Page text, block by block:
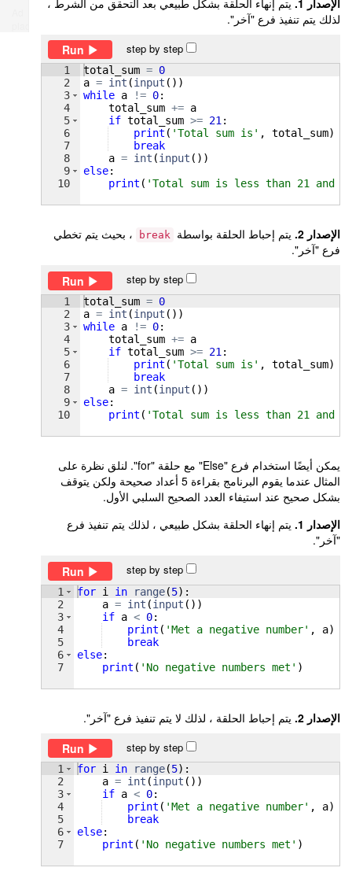
لذلك يتم تنفيذ فرع "آخر".
Run
step by step
1
2
3
4
5
6
7
8
9
10
total_sum = 0
a = int (input ( ))
while a != 0:
total_sum += a
if total_sum >= 21:
print ( 'Total sum is' , total_sum)
break
a = int (input ( ))
else:
print ( 'Total sum is less than 21 and
الإصدار 2. يتم إحباط الحلقة بواسطة break
، بحيث يتم تخطي
فرع "آخر".
Run
step by step
1
2
3
4
5
6
7
8
9
10
total_sum = 0
a = int (input ( ))
while a != 0:
total_sum += a
if total_sum >= 21 :
print ( 'Total sum is' , total_sum)
break
a = int (input ( ))
else:
print ( 'Total sum is less than 21 and
يمكن أيضًا استخدام فرع "Else" مع حلقة "for". لنلق نظرة على
المثال عندما يقوم البرنامج بقراءة 5 أعداد صحيحة ولكن يتوقف
بشكل صحيح عند استيفاء العدد الصحيح السلبي الأول.
الإصدار 1.
يتم إنهاء الحلقة بشكل طبيعي ، لذلك يتم تنفيذ فرع
"آخر".
Run
step by step
1
2
3
4
5
6
7
for i in range(5) :
a = int (input ( ))
if a < 0:
print ( 'Met a negative number' , a)
break
else:
print ( 'No negative numbers met' )
الإصدار 2.
يتم إحباط الحلقة ، لذلك لا يتم تنفيذ فرع "آخر".
Run
step by step
1
2
3
4
5
6
7
for i in range(5) :
a = int (input ( ))
if a < 0:
print ( 'Met a negative number' , a)
break
else:
print ( 'No negative numbers met' )